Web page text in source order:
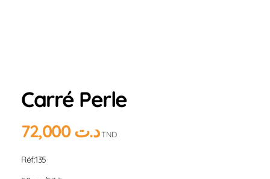
Carré Perle
د.ت 72,000 TND
Réf:135